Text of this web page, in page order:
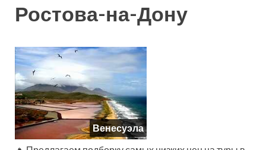
Ростова-на-Дону
Венесуэла